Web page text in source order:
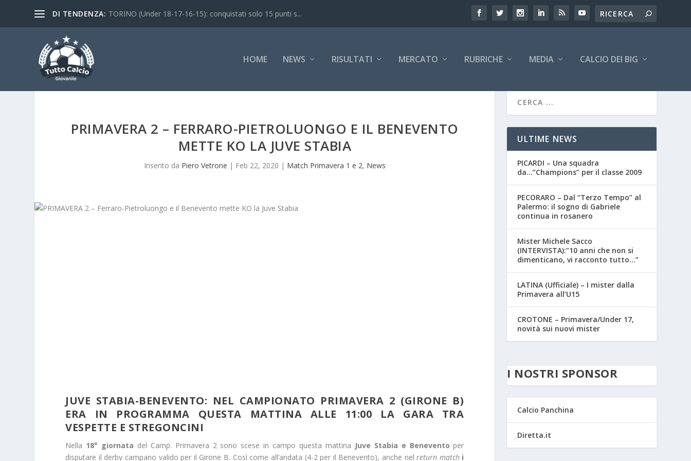
DI TENDENZA: TORINO (Under 18-17-16-15): conquistati solo 15 punti s...
HOME NEWS RISULTATI MERCATO RUBRICHE MEDIA CALCIO DEI BIG
PRIMAVERA 2 – FERRARO-PIETROLUONGO E IL BENEVENTO
METTE KO LA JUVE STABIA
Inserito da Piero Vetrone | Feb 22, 2020 | Match Primavera 1 e 2, News
JUVE STABIA-BENEVENTO: NEL CAMPIONATO PRIMAVERA 2 (GIRONE B)
ERA IN PROGRAMMA QUESTA MATTINA ALLE 11:00 LA GARA TRA
VESPETTE E STREGONCINI
Nella 18° giornata del Camp. Primavera 2 sono scese in campo questa mattina Juve Stabia e Benevento per
disputare il derby campano valido per il Girone B. Così come all’andata (4-2 per il Benevento), anche nelreturn match i
ULTIME NEWS
PICARDI – Una squadra
da…”Champions” per il classe 2009
PECORARO – Dal “Terzo Tempo” al
Palermo: il sogno di Gabriele
continua in rosanero
Mister Michele Sacco
(INTERVISTA):”10 anni che non si
dimenticano, vi racconto tutto…”
LATINA (Ufficiale) – I mister dalla
Primavera all’U15
CROTONE – Primavera/Under 17,
novità sui nuovi mister
I NOSTRI SPONSOR
Calcio Panchina
Diretta.it